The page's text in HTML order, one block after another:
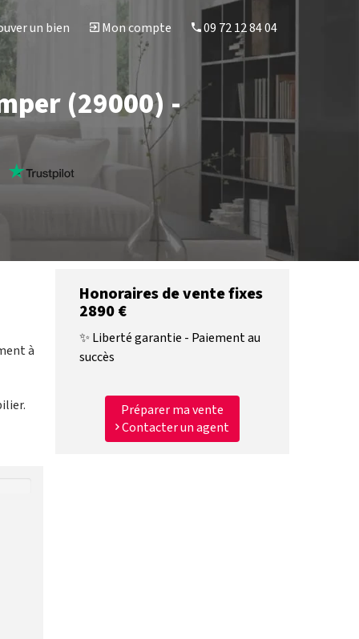
un bien Mon compte 09 72 12 84 04
(29000) -
à
Honoraires de vente fixes
2890 €
✨ Liberté garantie - Paiement au
succès
Préparer ma vente
Contacter un agent